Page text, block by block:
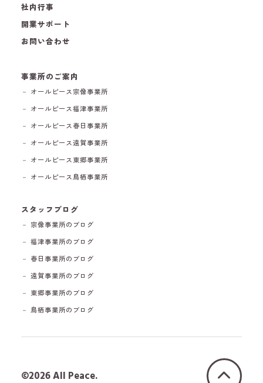
社内行事
開業サポート
お問い合わせ
事業所のご案内
－ オールピース宗像事業所
－ オールピース福津事業所
－ オールピース春日事業所
－ オールピース遠賀事業所
－ オールピース東郷事業所
－ オールピース鳥栖事業所
スタッフブログ
－ 宗像事業所のブログ
－ 福津事業所のブログ
－ 春日事業所のブログ
－ 遠賀事業所のブログ
－ 東郷事業所のブログ
－ 鳥栖事業所のブログ
©2026 All Peace.